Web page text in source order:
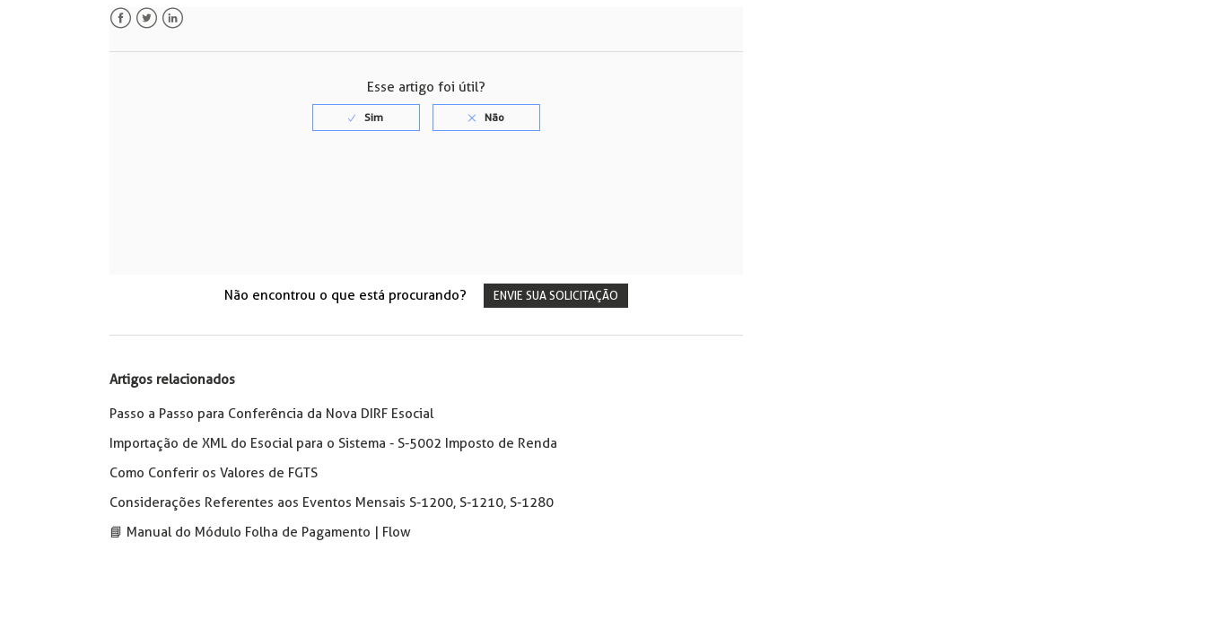
Esse artigo foi útil?
Não encontrou o que está procurando? ENVIE SUA SOLICITAÇÃO
Artigos relacionados
Passo a Passo para Conferência da Nova DIRF Esocial
Importação de XML do Esocial para o Sistema - S-5002 Imposto de Renda
Como Conferir os Valores de FGTS
Considerações Referentes aos Eventos Mensais S-1200, S-1210, S-1280
📘 Manual do Módulo Folha de Pagamento | Flow